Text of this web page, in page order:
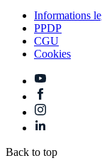
Informations
PPDP
CGU
Cookies
Back to top